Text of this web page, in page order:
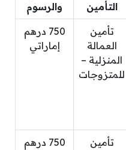
التأمين
والرسوم
تأمين
العمالة
المنزلية –
للمتزوجات
750 درهم
إماراتي
تأمين
750 درهم